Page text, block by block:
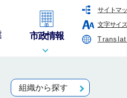
サイトマ
文字サイ
市政情報
組織から探す